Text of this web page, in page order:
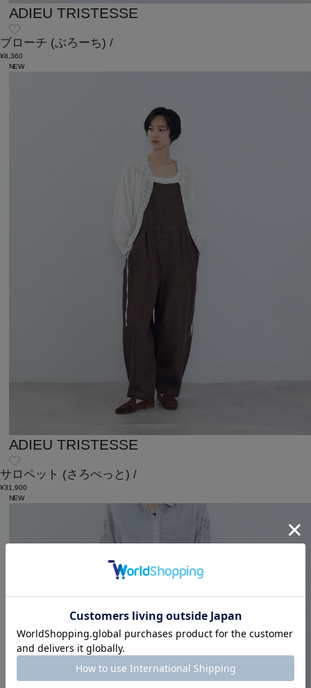
ADIEU TRISTESSE
ブローチ (ぶろーち) /
¥8,360
NEW
ADIEU TRISTESSE
サロペット (さろぺっと) /
¥31,900
NEW